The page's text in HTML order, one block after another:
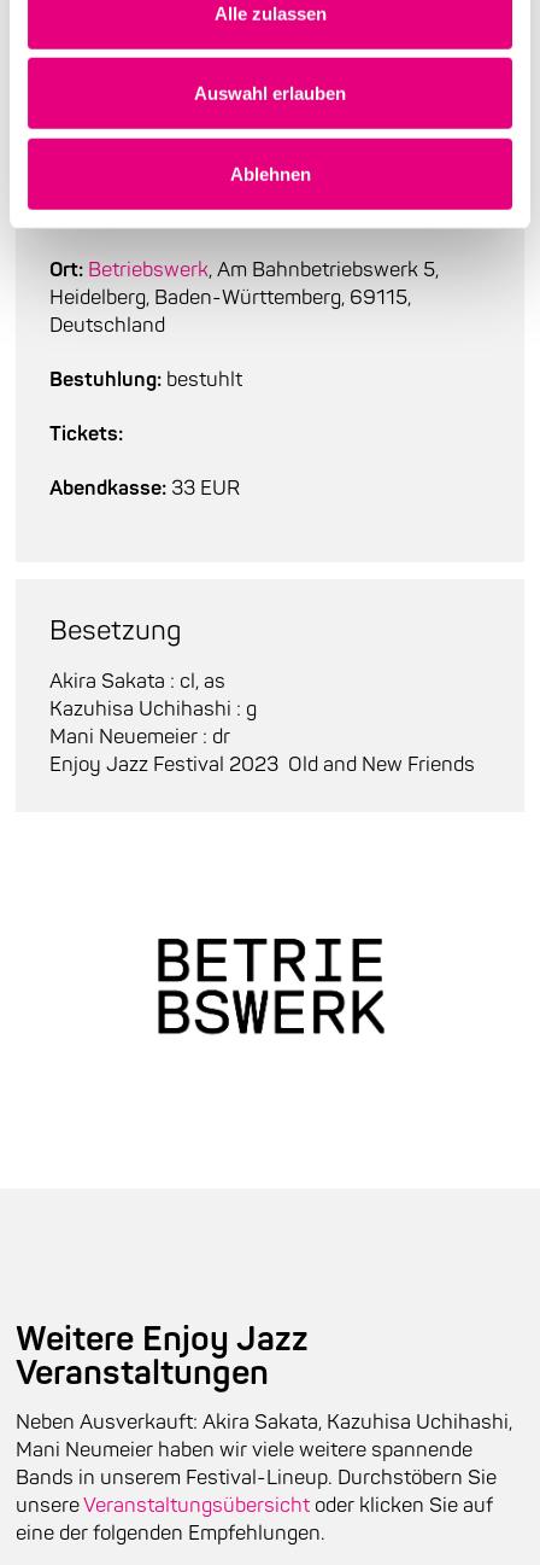
Alle zulassen
Auswahl erlauben
Ablehnen
Auf einen Blick
Sonntag, 22. Oktober 2023, 20:00
Einlass:19:00
Ort: Betriebswerk, Am Bahnbetriebswerk 5,
Heidelberg, Baden-Württemberg, 69115,
Deutschland
Bestuhlung: bestuhlt
Tickets:
Abendkasse: 33 EUR
Besetzung
Akira Sakata : cl, as
Kazuhisa Uchihashi : g
Mani Neuemeier : dr
Enjoy Jazz Festival 2023 Old and New Friends
Weitere Enjoy Jazz
Veranstaltungen
Neben Ausverkauft: Akira Sakata, Kazuhisa Uchihashi,
Mani Neumeier haben wir viele weitere spannende
Bands in unserem Festival-Lineup. Durchstöbern Sie
unsereVeranstaltungsübersicht oder klicken Sie auf
eine der folgenden Empfehlungen.